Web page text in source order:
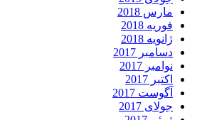
مارس 2018
فوریه 2018
ژانویه 2018
دسامبر 2017
نوامبر 2017
اکتبر 2017
آگوست 2017
جولای 2017